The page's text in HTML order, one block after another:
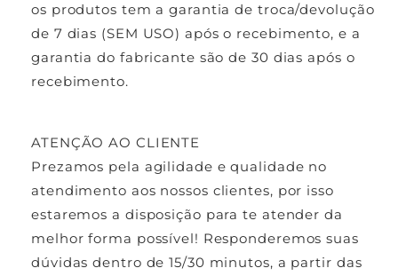
os produtos tem a garantia de troca/devolução
de 7 dias (SEM USO) após o recebimento, e a
garantia do fabricante são de 30 dias após o
recebimento.
ATENÇÃO AO CLIENTE
Prezamos pela agilidade e qualidade no
atendimento aos nossos clientes, por isso
estaremos a disposição para te atender da
melhor forma possível! Responderemos suas
dúvidas dentro de 15/30 minutos, a partir das